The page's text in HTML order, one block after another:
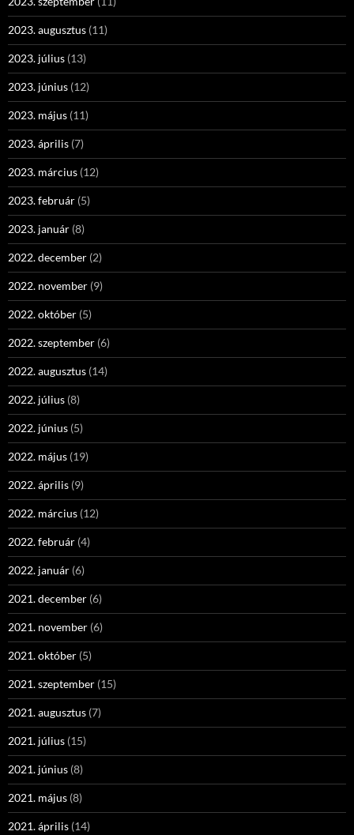
2023. augusztus (11)
2023. július (13)
2023. június (12)
2023. május (11)
2023. április (7)
2023. március (12)
2023. február (5)
2023. január (8)
2022. december (2)
2022. november (9)
2022. október (5)
2022. szeptember (6)
2022. augusztus (14)
2022. július (8)
2022. június (5)
2022. május (19)
2022. április (9)
2022. március (12)
2022. február (4)
2022. január (6)
2021. december (6)
2021. november (6)
2021. október (5)
2021. szeptember (15)
2021. augusztus (7)
2021. július (15)
2021. június (8)
2021. május (8)
2021. április (14)